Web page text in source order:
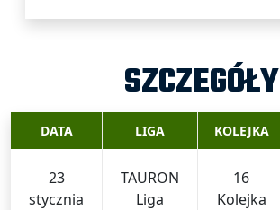
SZCZEGÓŁY
DATA
23
stycznia
LIGA
TAURON
Liga
KOLEJKA
16
Kolejka